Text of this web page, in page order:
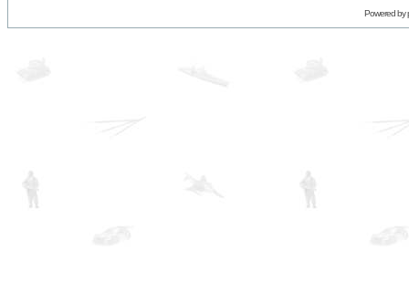
Powered by